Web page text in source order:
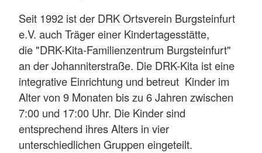
Seit 1992 ist der DRK Ortsverein Burgsteinfurt
e.V. auch Träger einer Kindertagesstätte,
die "DRK-Kita-Familienzentrum Burgsteinfurt"
an der Johanniterstraße. Die DRK-Kita ist eine
integrative Einrichtung und betreut Kinder im
Alter von 9 Monaten bis zu 6 Jahren zwischen
7:00 und 17:00 Uhr. Die Kinder sind
entsprechend ihres Alters in vier
unterschiedlichen Gruppen eingeteilt.